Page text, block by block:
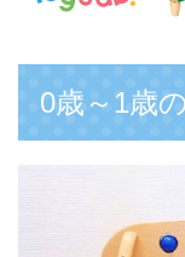
0歳～1歳